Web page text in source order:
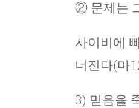
② 문제는
사이비에
너진다(마
3) 믿음을